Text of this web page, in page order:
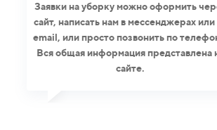
Заявки на уборку можно оформить
сайт, написать нам в мессенджерах или
email, или просто позвонить по
Вся общая информация представлена
сайте.